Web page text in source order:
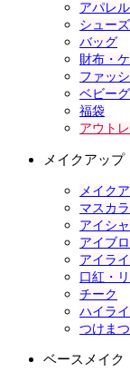
アパレル
シューズ
バッグ
財布・
ファッ
ベビー
福袋
アウト
メイクアップ
メイク
マスカラ
アイシ
アイブ
アイラ
口紅・
チーク
ハイラ
つけま
ベースメイク